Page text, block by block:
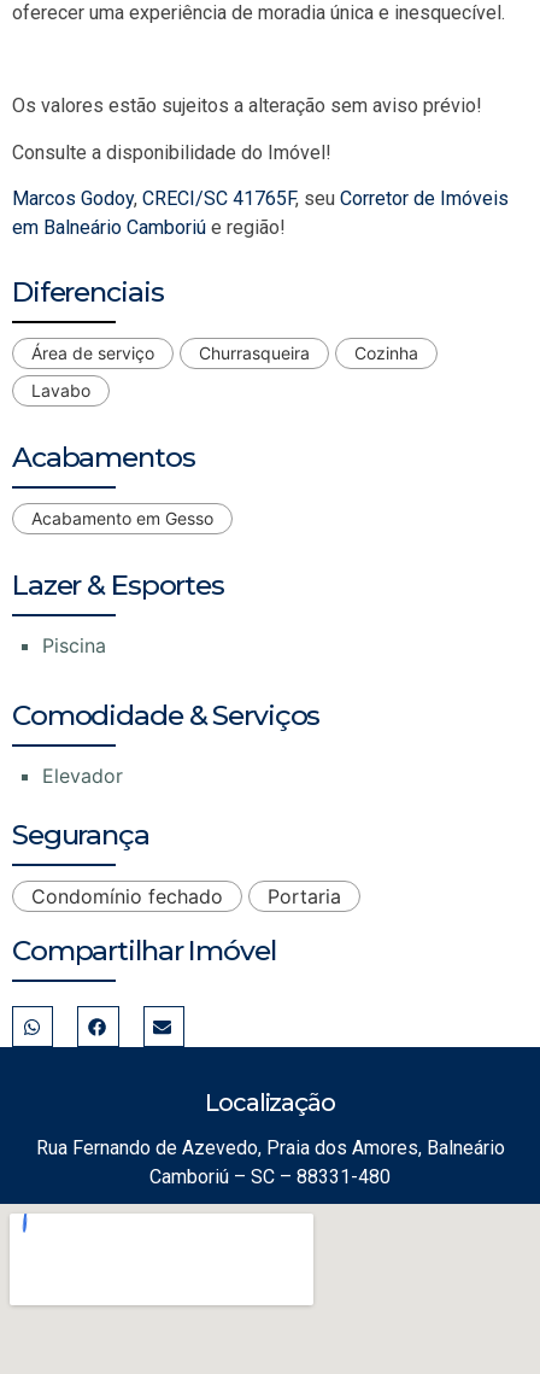
oferecer uma experiência de moradia única e inesquecível.
Os valores estão sujeitos a alteração sem aviso prévio!
Consulte a disponibilidade do Imóvel!
Marcos Godoy, CRECI/SC 41765F, seu Corretor de Imóveis
em Balneário Camboriú e região!
Diferenciais
Área de serviço Churrasqueira
Cozinha
Lavabo
Acabamentos
Acabamento em Gesso
Lazer & Esportes
Piscina
Comodidade & Serviços
Elevador
Segurança
Condomínio fechado Portaria
Compartilhar Imóvel
Localização
Rua Fernando de Azevedo, Praia dos Amores, Balneário
Camboriú – SC – 88331-480